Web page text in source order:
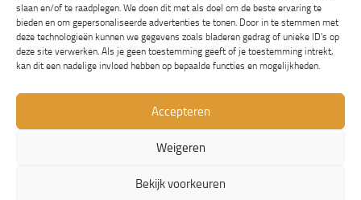
slaan en/of te raadplegen. We doen dit met als doel om de beste ervaring te
bieden en om gepersonaliseerde advertenties te tonen. Door in te stemmen met
deze technologieën kunnen we gegevens zoals bladeren gedrag of unieke ID's op
deze site verwerken. Als je geen toestemming geeft of je toestemming intrekt,
kan dit een nadelige invloed hebben op bepaalde functies en mogelijkheden.
Accepteren
Weigeren
Bekijk voorkeuren
Mogelijk gemaakt door - Ontworpen met de